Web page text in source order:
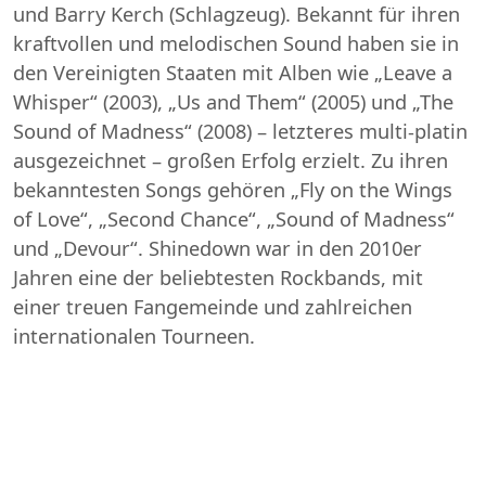
und Barry Kerch (Schlagzeug). Bekannt für ihren
kraftvollen und melodischen Sound haben sie in
den Vereinigten Staaten mit Alben wie „Leave a
Whisper“ (2003), „Us and Them“ (2005) und „The
Sound of Madness“ (2008) – letzteres multi-platin
ausgezeichnet – großen Erfolg erzielt. Zu ihren
bekanntesten Songs gehören „Fly on the Wings
of Love“, „Second Chance“, „Sound of Madness“
und „Devour“. Shinedown war in den 2010er
Jahren eine der beliebtesten Rockbands, mit
einer treuen Fangemeinde und zahlreichen
internationalen Tourneen.